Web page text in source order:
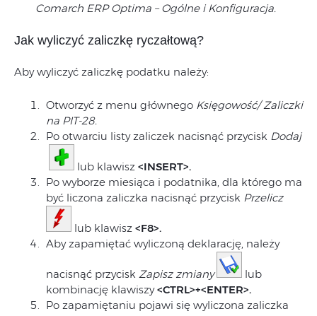
Comarch ERP Optima – Ogólne i Konfiguracja.
Jak wyliczyć zaliczkę ryczałtową?
Aby wyliczyć zaliczkę podatku należy:
Otworzyć z menu głównego Księgowość/ Zaliczki
na PIT-28.
Po otwarciu listy zaliczek nacisnąć przycisk Dodaj
lub klawisz <INSERT>.
Po wyborze miesiąca i podatnika, dla którego ma
być liczona zaliczka nacisnąć przycisk Przelicz
lub klawisz <F8>.
Aby zapamiętać wyliczoną deklarację, należy
nacisnąć przycisk Zapisz zmiany
lub
kombinację klawiszy<CTRL>+<ENTER>.
Po zapamiętaniu pojawi się wyliczona zaliczka